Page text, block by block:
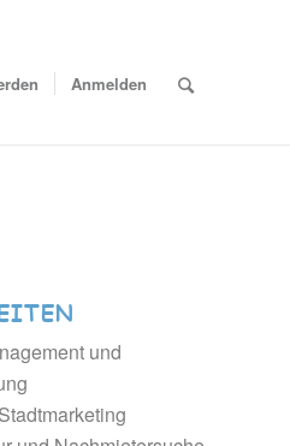
Anmelden
und